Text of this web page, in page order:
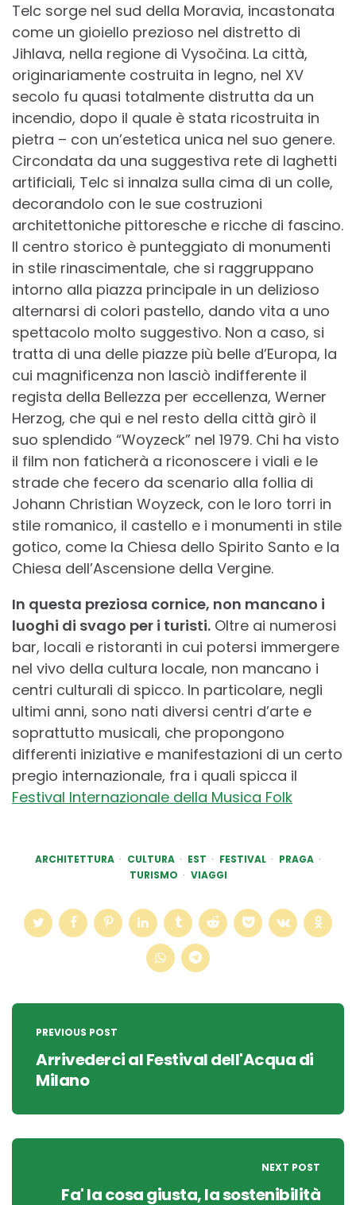
Telc sorge nel sud della Moravia, incastonata
come un gioiello prezioso nel distretto di
Jihlava, nella regione di Vysočina. La città,
originariamente costruita in legno, nel XV
secolo fu quasi totalmente distrutta da un
incendio, dopo il quale è stata ricostruita in
pietra – con un’estetica unica nel suo genere.
Circondata da una suggestiva rete di laghetti
artificiali, Telc si innalza sulla cima di un colle,
decorandolo con le sue costruzioni
architettoniche pittoresche e ricche di fascino.
Il centro storico è punteggiato di monumenti
in stile rinascimentale, che si raggruppano
intorno alla piazza principale in un delizioso
alternarsi di colori pastello, dando vita a uno
spettacolo molto suggestivo. Non a caso, si
tratta di una delle piazze più belle d’Europa, la
cui magnificenza non lasciò indifferente il
regista della Bellezza per eccellenza, Werner
Herzog, che qui e nel resto della città girò il
suo splendido “Woyzeck” nel 1979. Chi ha visto
il film non faticherà a riconoscere i viali e le
strade che fecero da scenario alla follia di
Johann Christian Woyzeck, con le loro torri in
stile romanico, il castello e i monumenti in stile
gotico, come la Chiesa dello Spirito Santo e la
Chiesa dell’Ascensione della Vergine.
In questa preziosa cornice, non mancano i
luoghi di svago per i turisti. Oltre ai numerosi
bar, locali e ristoranti in cui potersi immergere
nel vivo della cultura locale, non mancano i
centri culturali di spicco. In particolare, negli
ultimi anni, sono nati diversi centri d’arte e
soprattutto musicali, che propongono
differenti iniziative e manifestazioni di un certo
pregio internazionale, fra i quali spicca il
Festival Internazionale della Musica Folk
ARCHITETTURA CULTURA EST FESTIVAL
PRAGA
TURISMO
VIAGGI
Post
navigation
PREVIOUS POST
Arrivederci al Festival dell'Acqua di
Milano
NEXT POST
Fa' la cosa giusta, la sostenibilità